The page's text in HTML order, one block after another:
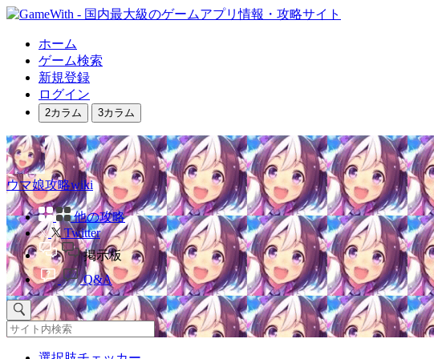
ホーム
ゲーム検索
新規登録
ログイン
2カラム 3カラム
ウマ娘攻略wiki
他の攻略
Twitter
掲示板
Q&A